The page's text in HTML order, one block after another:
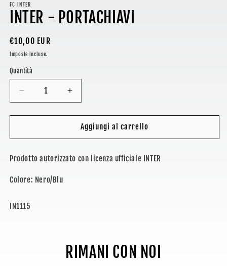
finestra
modale
FC INTER
INTER - PORTACHIAVI
Prezzo
di
listino
€10,00 EUR
Imposte incluse.
Quantità
Diminuisci
quantità
per
-
Aumenta
quantità
per
INTER
-
Aggiungi al carrello
Prodotto autorizzato con licenza ufficiale INTER
Colore: Nero/Blu
SKU:
IN1115
RIMANI CON NOI